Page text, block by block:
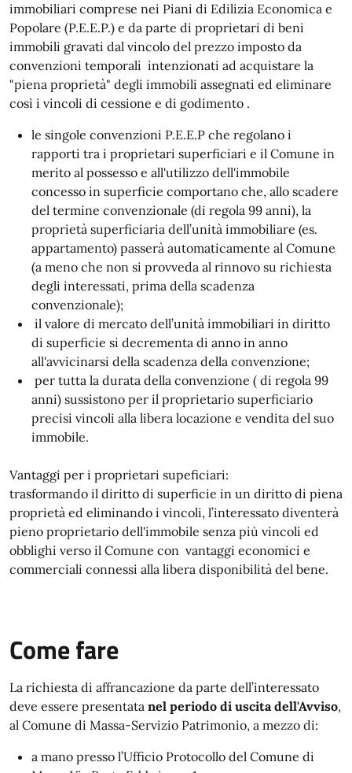
immobiliari comprese nei Piani di Edilizia Economica e
Popolare (P.E.E.P.) e da parte di proprietari di beni
immobili gravati dal vincolo del prezzo imposto da
convenzioni temporali intenzionati ad acquistare la
"piena proprietà" degli immobili assegnati ed eliminare
così i vincoli di cessione e di godimento .
le singole convenzioni P.E.E.P che regolano i
rapporti tra i proprietari superficiari e il Comune in
merito al possesso e all'utilizzo dell'immobile
concesso in superficie comportano che, allo scadere
del termine convenzionale (di regola 99 anni), la
proprietà superficiaria dell’unità immobiliare (es.
appartamento) passerà automaticamente al Comune
(a meno che non si provveda al rinnovo su richiesta
degli interessati, prima della scadenza
convenzionale);
il valore di mercato dell’unità immobiliari in diritto
di superficie si decrementa di anno in anno
all'avvicinarsi della scadenza della convenzione;
per tutta la durata della convenzione ( di regola 99
anni) sussistono per il proprietario superficiario
precisi vincoli alla libera locazione e vendita del suo
immobile.
Vantaggi per i proprietari supeficiari:
trasformando il diritto di superficie in un diritto di piena
proprietà ed eliminando i vincoli, l’interessato diventerà
pieno proprietario dell'immobile senza più vincoli ed
obblighi verso il Comune con vantaggi economici e
commerciali connessi alla libera disponibilità del bene.
Come fare
La richiesta di affrancazione da parte dell’interessato
deve essere presentata nel periodo di uscita dell'Avviso,
al Comune di Massa-Servizio Patrimonio, a mezzo di:
a mano presso l’Ufficio Protocollo del Comune di